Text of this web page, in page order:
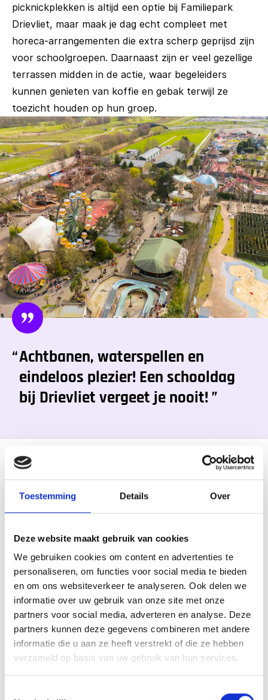
Toestemming Details Over
Deze website maakt gebruik van cookies
We gebruiken cookies om content en advertenties te
personaliseren, om functies voor social media te bieden
en om ons websiteverkeer te analyseren. Ook delen we
informatie over uw gebruik van onze site met onze
partners voor social media, adverteren en analyse. Deze
partners kunnen deze gegevens combineren met andere
informatie die u aan ze heeft verstrekt of die ze hebben
verzameld op basis van uw gebruik van hun services.
picknickplekken is altijd een optie bij Familiepark
Drievliet, maar maak je dag echt compleet met
horeca-arrangementen die extra scherp geprijsd zijn
voor schoolgroepen. Daarnaast zijn er veel gezellige
terrassen midden in de actie, waar begeleiders
kunnen genieten van koffie en gebak terwijl ze
toezicht houden op hun groep.
Achtbanen, waterspellen en
eindeloos plezier! Een schooldag
bij Drievliet vergeet je nooit!
Met de bus naar Familiepark
Drievliet
Plan vandaag je schoolreis en maak er een
Zijn jullie er klaar voor?
Reserveer nu en jullie volgende avontuur begint in